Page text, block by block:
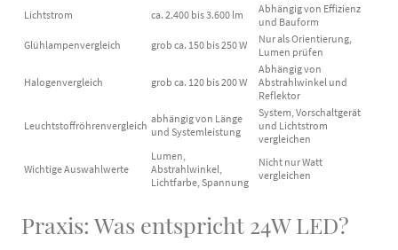
Lichtstrom
ca. 2.400 bis 3.600 lm
Abhängig von Effizienz
und Bauform
Glühlampenvergleich
grob ca. 150 bis 250 W
Nur als Orientierung,
Lumen prüfen
Halogenvergleich grob ca. 120 bis 200 W
Abhängig von
Abstrahlwinkel und
Reflektor
Leuchtstoffröhrenvergleich
abhängig von Länge
und Systemleistung
System, Vorschaltgerät
und Lichtstrom
vergleichen
Wichtige Auswahlwerte
Lumen,
Abstrahlwinkel,
Lichtfarbe, Spannung
Nicht nur Watt
vergleichen
Praxis: Was entspricht 24W LED?